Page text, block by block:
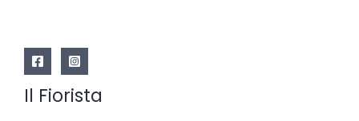
Il Fiorista